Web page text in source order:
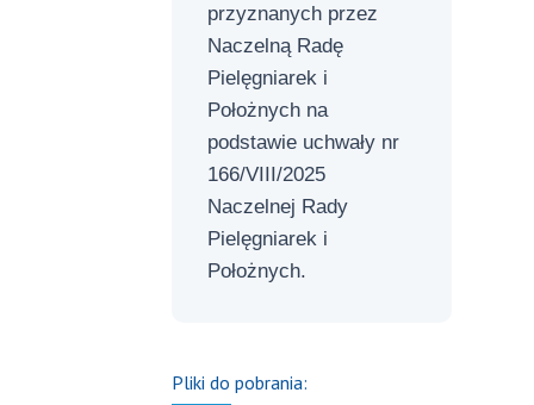
przyznanych przez
Naczelną Radę
Pielęgniarek i
Położnych na
podstawie uchwały nr
166/VIII/2025
Naczelnej Rady
Pielęgniarek i
Położnych.
Pliki do pobrania: